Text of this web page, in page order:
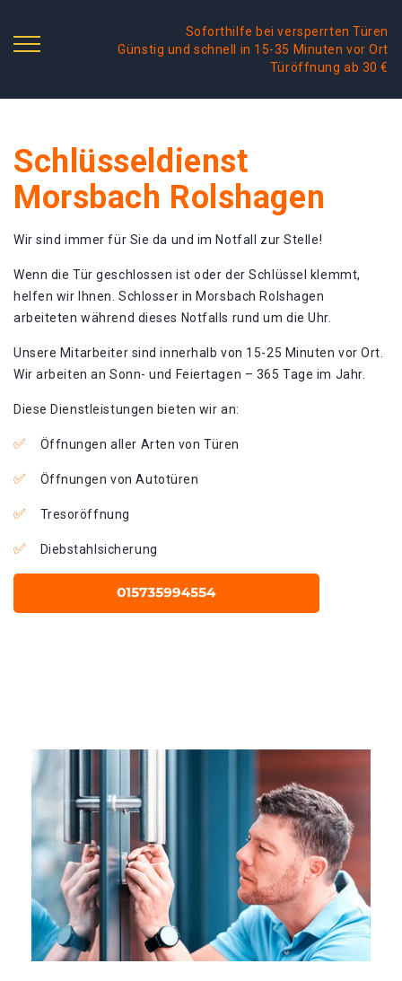
Soforthilfe bei versperrten Türen
Günstig und schnell in 15-35 Minuten vor Ort
Türöffnung ab 30 €
Schlüsseldienst
Morsbach Rolshagen
Wir sind immer für Sie da und im Notfall zur Stelle!
Wenn die Tür geschlossen ist oder der Schlüssel klemmt,
helfen wir Ihnen. Schlosser in Morsbach Rolshagen
arbeiteten während dieses Notfalls rund um die Uhr.
Unsere Mitarbeiter sind innerhalb von 15-25 Minuten vor Ort.
Wir arbeiten an Sonn- und Feiertagen – 365 Tage im Jahr.
Diese Dienstleistungen bieten wir an:
Öffnungen aller Arten von Türen
Öffnungen von Autotüren
Tresoröffnung
Diebstahlsicherung